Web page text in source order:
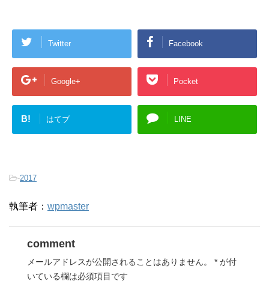
Twitter Facebook
Google+ Pocket
B! はてブ LINE
-2017
執筆者： wpmaster
comment
メールアドレスが公開されることはありません。 * が付
いている欄は必須項目です